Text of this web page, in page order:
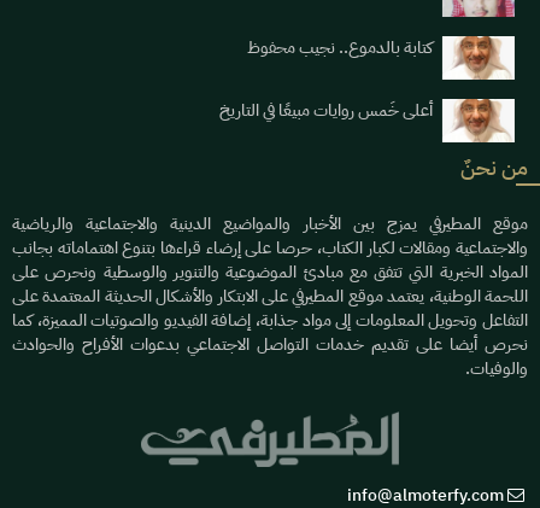
كتابة بالدموع.. نجيب محفوظ
أعلى خَمس روايات مبيعًا في التاريخ
من نحنٌ
موقع المطيرفي يمزج بين الأخبار والمواضيع الدينية والاجتماعية والرياضية
والاجتماعية ومقالات لكبار الكتاب، حرصا على إرضاء قراءها بتنوع اهتماماته بجانب
المواد الخبرية التي تتفق مع مبادئ الموضوعية والتنوير والوسطية ونحرص على
اللحمة الوطنية، يعتمد موقع المطيرفي على الابتكار والأشكال الحديثة المعتمدة على
التفاعل وتحويل المعلومات إلى مواد جذابة، إضافة الفيديو والصوتيات المميزة، كما
نحرص أيضا على تقديم خدمات التواصل الاجتماعي بدعوات الأفراح والحوادث
والوفيات.
info@almoterfy.com